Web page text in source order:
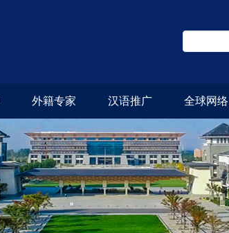
外籍专家 汉语推广 全球网络